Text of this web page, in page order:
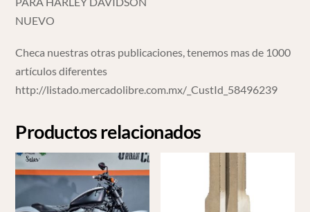
NUEVO
Checa nuestras otras publicaciones, tenemos mas de 1000
artículos diferentes
http://listado.mercadolibre.com.mx/_CustId_58496239
Productos relacionados